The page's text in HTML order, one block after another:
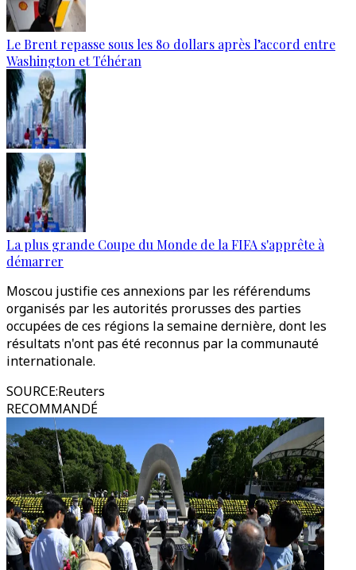
Le Brent repasse sous les 80 dollars après l’accord entre
Washington et Téhéran
La plus grande Coupe du Monde de la FIFA s'apprête à
démarrer
Moscou justifie ces annexions par les référendums
organisés par les autorités prorusses des parties
occupées de ces régions la semaine dernière, dont les
résultats n'ont pas été reconnus par la communauté
internationale.
SOURCE:Reuters
RECOMMANDÉ